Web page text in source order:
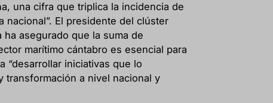
una cifra que triplica la incidencia de
nacional”. El presidente del clúster
asegurado que la suma de
marítimo cántabro es esencial para
“desarrollar iniciativas que lo
transformación a nivel nacional y